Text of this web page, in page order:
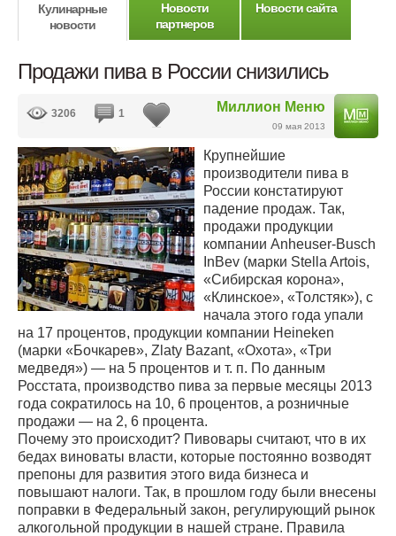
Кулинарные
новости
Новости
партнеров
Новости сайта
Продажи пива в России снизились
Миллион Меню
09 мая 2013
3206 1
Крупнейшие
производители пива в
России констатируют
падение продаж. Так,
продажи продукции
компании Anheuser-Busch
InBev (марки Stella Artois,
«Сибирская корона»,
«Клинское», «Толстяк»), с
начала этого года упали
на 17 процентов, продукции компании Heineken
(марки «Бочкарев», Zlaty Bazant, «Охота», «Три
медведя») — на 5 процентов и т. п. По данным
Росстата, производство пива за первые месяцы 2013
года сократилось на 10, 6 процентов, а розничные
продажи — на 2, 6 процента.
Почему это происходит? Пивовары считают, что в их
бедах виноваты власти, которые постоянно возводят
препоны для развития этого вида бизнеса и
повышают налоги. Так, в прошлом году были внесены
поправки в Федеральный закон, регулирующий рынок
алкогольной продукции в нашей стране. Правила